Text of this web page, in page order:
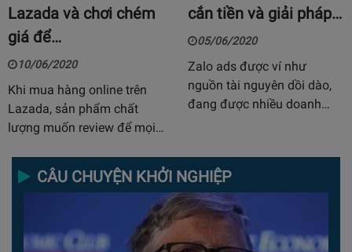
Lazada và chơi chém
giá để…
10/06/2020
Khi mua hàng online trên
Lazada, sản phẩm chất
lượng muốn review để mọi…
cắn tiền và giải pháp…
05/06/2020
Zalo ads được ví như
nguồn tài nguyên dồi dào,
đang được nhiều doanh…
CÂU CHUYỆN KHỞI NGHIỆP